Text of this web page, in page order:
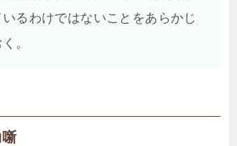
るわけではないことをあらかじ
。